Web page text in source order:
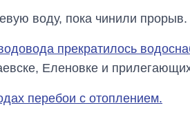
воду, пока чинили прорыв.
прекратилось
Еленовке и
перебои с отоплением.